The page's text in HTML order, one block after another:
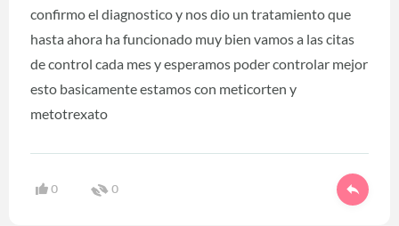
confirmo el diagnostico y nos dio un tratamiento que
hasta ahora ha funcionado muy bien vamos a las citas
de control cada mes y esperamos poder controlar mejor
esto basicamente estamos con meticorten y
metotrexato
0 0